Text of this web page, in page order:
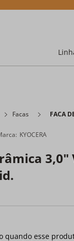
Facas FACA
KYOCERA